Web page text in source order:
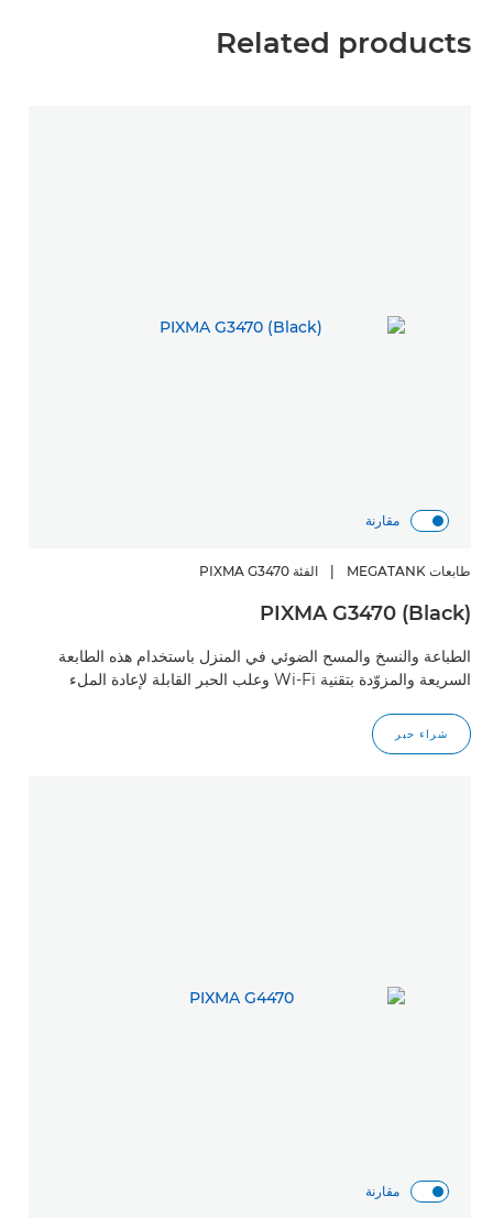
Related products
مقارنة
طابعات MEGATANK الفئة PIXMA G3470
PIXMA G3470 (Black)
الطباعة والنسخ والمسح الضوئي في المنزل باستخدام هذه الطابعة
السريعة والمزوّدة بتقنية Wi-Fi وعلب الحبر القابلة لإعادة الملء
شراء حبر
مقارنة